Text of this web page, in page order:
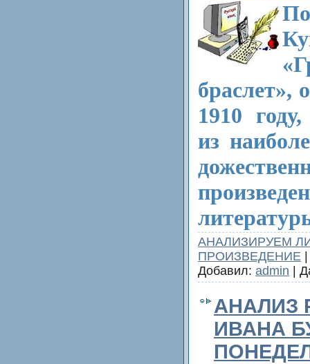
браслет»,
1910
из
АНАЛИЗИРУЕМ
ПРОИЗВЕДЕНИЕ
Добавил: admin |
АНАЛИЗ
ИВАНА